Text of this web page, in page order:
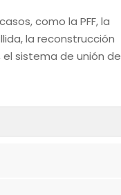
como la PFF, la
la reconstrucción
sistema de unión de